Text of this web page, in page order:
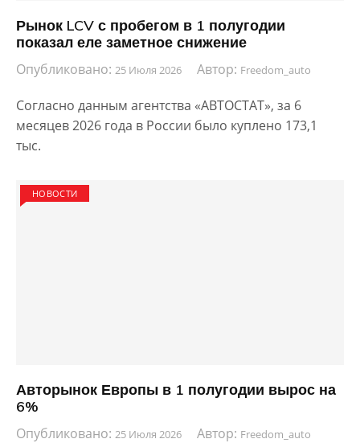
Рынок LCV с пробегом в 1 полугодии
показал еле заметное снижение
Опубликовано: 25 Июля 2026 Автор: Freedom_auto
Согласно данным агентства «АВТОСТАТ», за 6
месяцев 2026 года в России было куплено 173,1
тыс.
НОВОСТИ
Авторынок Европы в 1 полугодии вырос на
6%
Опубликовано: 25 Июля 2026 Автор: Freedom_auto